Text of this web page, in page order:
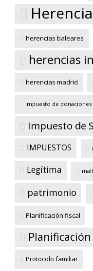
herencias baleares
herencias
herencias madrid
impuesto de donaciones
Impuesto de
IMPUESTOS
Legítima
patrimonio
Planificación fiscal
Protocolo familiar